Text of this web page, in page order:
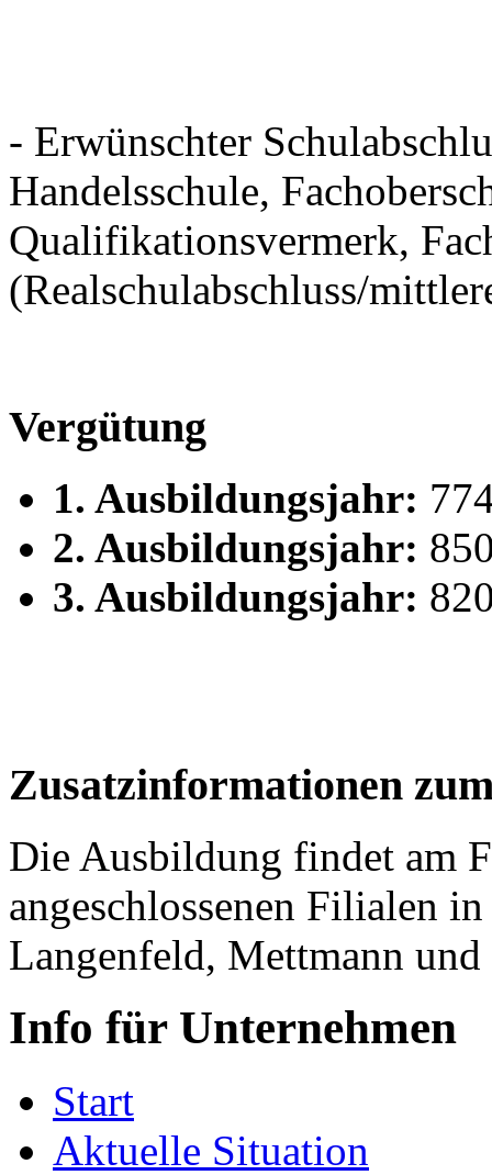
- Erwünschter
Handelsschule,
Qualifikationsvermerk,
(Realschulabschluss/
Vergütung
1. Ausbildungsjahr:
2. Ausbildungsjahr:
3. Ausbildungsjahr:
Zusatzinformationen
Die Ausbildung findet am
angeschlossenen Filialen
Langenfeld, Mettmann und
Info für Unternehmen
Start
Aktuelle Situation